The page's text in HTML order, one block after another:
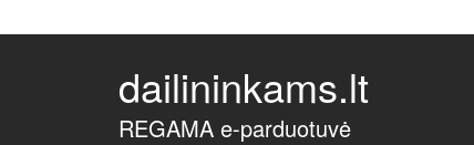
dailininkams.lt
REGAMA e-parduotuvė